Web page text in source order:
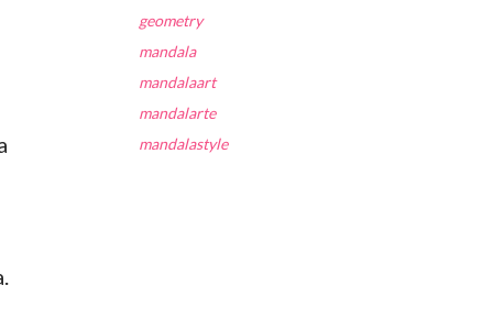
geometry
mandala
mandalaart
mandalarte
mandalastyle